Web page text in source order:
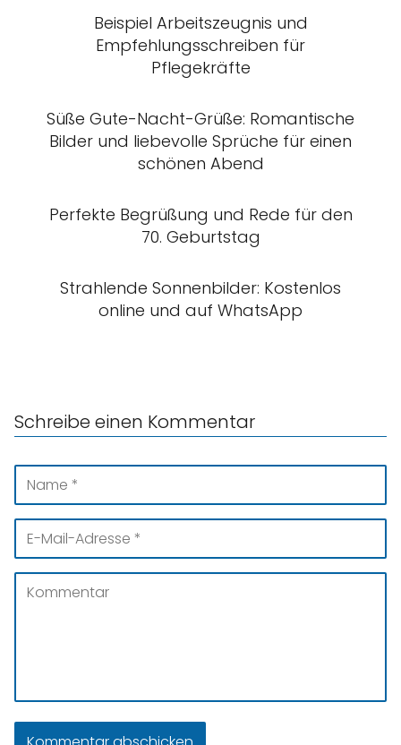
Beispiel Arbeitszeugnis und
Empfehlungsschreiben für
Pflegekräfte
Süße Gute-Nacht-Grüße: Romantische
Bilder und liebevolle Sprüche für einen
schönen Abend
Perfekte Begrüßung und Rede für den
70. Geburtstag
Strahlende Sonnenbilder: Kostenlos
online und auf WhatsApp
Schreibe einen Kommentar